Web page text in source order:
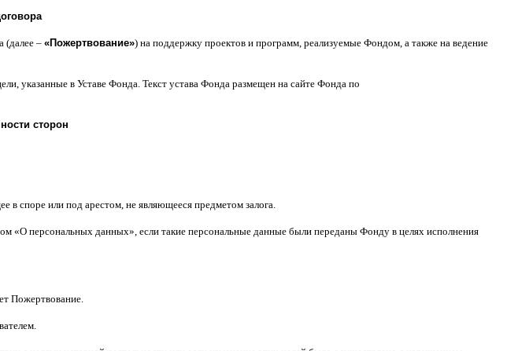
(далее – «Пожертвование») на поддержку проектов и программ реализуемые Фондом а также на ведение
указанные в Уставе Фонда Текст устава Фонда размещен на сайте Фонда по
сторон
в споре или под арестом не являющееся предметом залога
«О персональных данных», если такие персональные данные были переданы Фонду в целях исполнения
Пожертвование